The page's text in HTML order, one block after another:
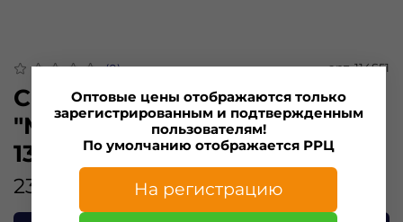
(0) арт.114S51
Силиконовая приманка
"Minoga" SHAH 5,1"(3шт)
130мм, 14,9гр, цвет 114
232.00 ₽
Оптовые цены отображаются только
зарегистрированным и подтвержденным
пользователям!
По умолчанию отображается РРЦ
На регистрацию